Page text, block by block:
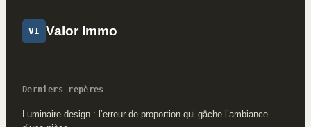
VI Valor Immo
Derniers repères
Luminaire design : l’erreur de proportion qui gâche l’ambiance